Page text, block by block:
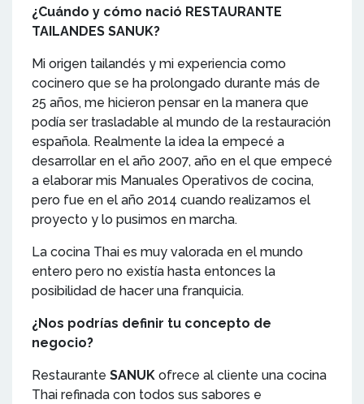
¿Cuándo y cómo nació RESTAURANTE
TAILANDES SANUK?
Mi origen tailandés y mi experiencia como
cocinero que se ha prolongado durante más de
25 años, me hicieron pensar en la manera que
podía ser trasladable al mundo de la restauración
española. Realmente la idea la empecé a
desarrollar en el año 2007, año en el que empecé
a elaborar mis Manuales Operativos de cocina,
pero fue en el año 2014 cuando realizamos el
proyecto y lo pusimos en marcha.
La cocina Thai es muy valorada en el mundo
entero pero no existía hasta entonces la
posibilidad de hacer una franquicia.
¿Nos podrías definir tu concepto de
negocio?
Restaurante SANUK ofrece al cliente una cocina
Thai refinada con todos sus sabores e